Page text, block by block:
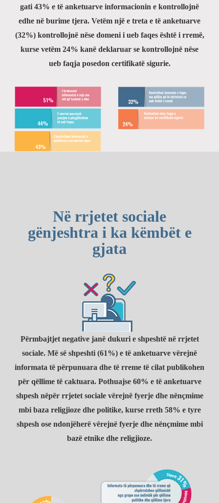
gati 43% e të anketuarve informacionin e kontrollojnë
edhe në burime tjera. Vetëm një e treta e të anketuarve
(32%) kontrollojnë nëse domeni i ueb faqes është i rremë,
kurse vetëm 24% kanë deklaruar se kontrollojnë nëse
ueb faqja posedon certifikatë sigurie.
Në rrjetet sociale
gënjeshtra i ka këmbët e
gjata
Përmbajtjet negative janë dukuri e shpeshtë në rrjetet
sociale. Më së shpeshti (61%) e të anketuarve vërejnë
informata të përpunuara dhe të rreme të cilat publikohen
për qëllime të caktuara. Pothuajse 60% e të anketuarve
shpesh nëpër rrjetet sociale vërejnë fyerje dhe nënçmime
mbi baza religjioze dhe politike, kurse rreth 58% e tyre
shpesh ose ndonjëherë vërejnë fyerje dhe nënçmime mbi
bazë etnike dhe religjioze.